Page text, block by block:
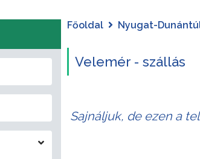
Főoldal Nyugat-
Velemér - szállás
Sajnáljuk, de ezen a